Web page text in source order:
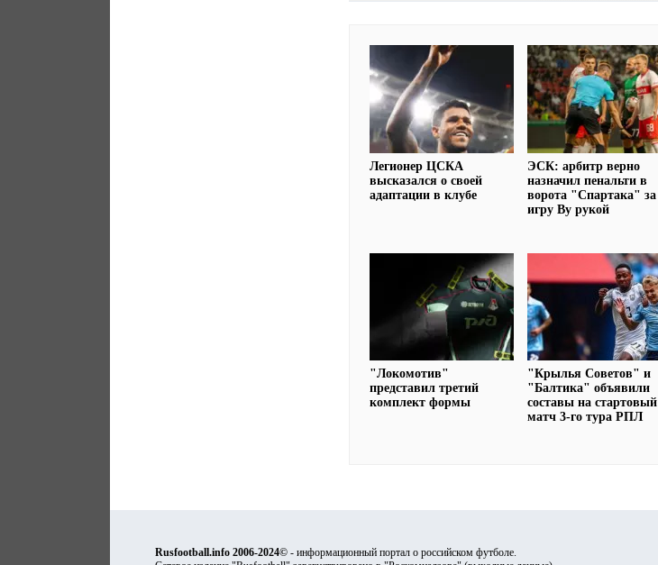
Легионер ЦСКА
высказался о своей
адаптации в клубе
ЭСК: арбитр верно
назначил пенальти в
ворота "Спартака" за
игру Ву рукой
"Локомотив"
представил третий
комплект формы
"Крылья Советов" и
"Балтика" объявили
составы на стартовый
матч 3-го тура РПЛ
Rusfootball.info 2006-2024© - информационный портал о российском футболе.